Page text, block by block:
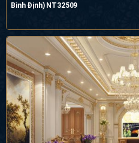
Bình Định) NT32509